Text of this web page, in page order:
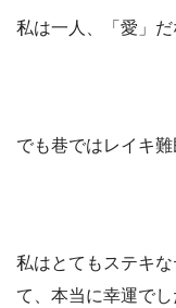
私は一人、「愛」
でも巷ではレイキ
私はとてもステキ
て、本当に幸運でし